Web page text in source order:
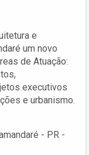
e
um novo
de Atuação:
executivos
e urbanismo.
- PR -